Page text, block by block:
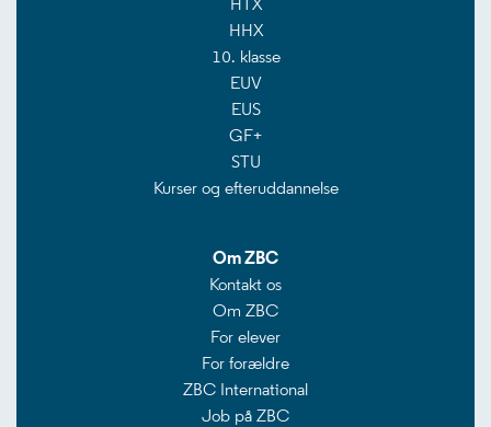
HHX
10. klasse
EUV
EUS
GF+
STU
Kurser og efteruddannelse
Om ZBC
Kontakt os
Om ZBC
For elever
For forældre
ZBC International
Job på ZBC